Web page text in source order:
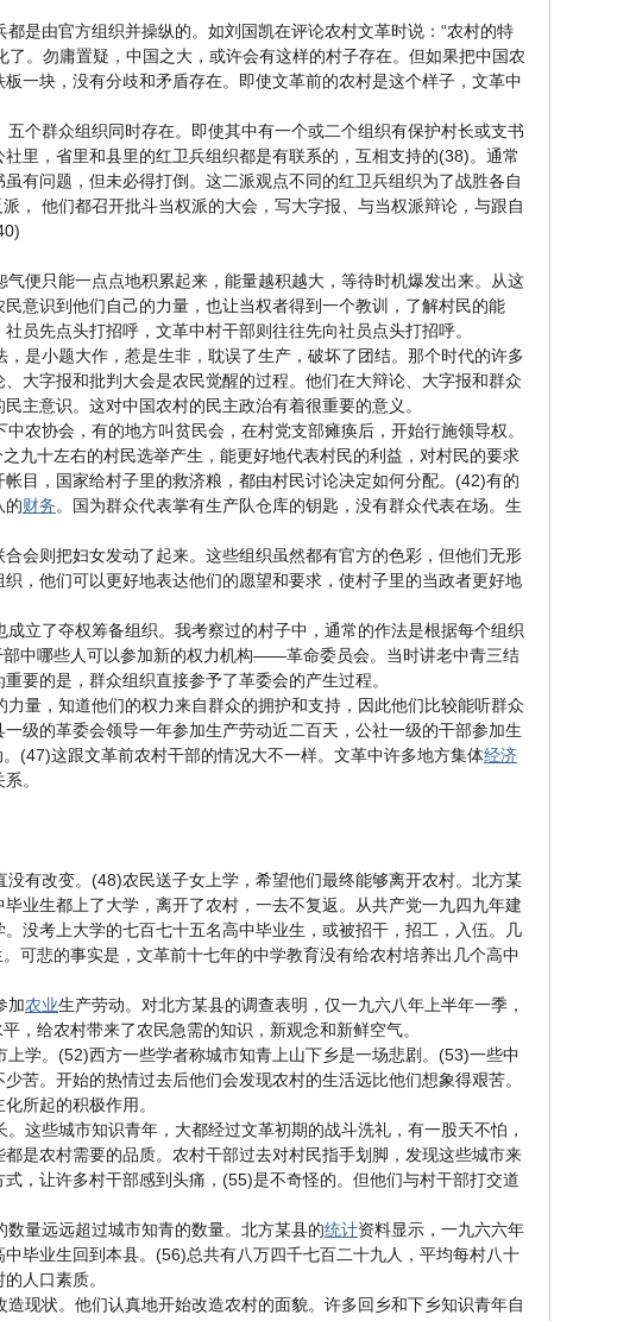
是由官方组织并操纵的。如刘国凯在评论农村文革时说：“农村的特
。勿庸置疑，中国之大，或许会有这样的村子存在。但如果把中国农
一块，没有分歧和矛盾存在。即使文革前的农村是这个样子，文革中
个群众组织同时存在。即使其中有一个或二个组织有保护村长或支书
里，省里和县里的红卫兵组织都是有联系的，互相支持的(38)。通常
有问题，但未必得打倒。这二派观点不同的红卫兵组织为了战胜各自
， 他们都召开批斗当权派的大会，写大字报、与当权派辩论，与跟自
便只能一点点地积累起来，能量越积越大，等待时机爆发出来。从这
意识到他们自己的力量，也让当权者得到一个教训，了解村民的能
员先点头打招呼，文革中村干部则往往先向社员点头打招呼。
是小题大作，惹是生非，耽误了生产，破坏了团结。那个时代的许多
大字报和批判大会是农民觉醒的过程。他们在大辩论、大字报和群众
主意识。这对中国农村的民主政治有着很重要的意义。
农协会，有的地方叫贫民会，在村党支部瘫痪后，开始行施领导权。
九十左右的村民选举产生，能更好地代表村民的利益，对村民的要求
目，国家给村子里的救济粮，都由村民讨论决定如何分配。(42)有的
的财务。国为群众代表掌有生产队仓库的钥匙，没有群众代表在场。生
会则把妇女发动了起来。这些组织虽然都有官方的色彩，但他们无形
，他们可以更好地表达他们的愿望和要求，使村子里的当政者更好地
立了夺权筹备组织。我考察过的村子中，通常的作法是根据每个组织
中哪些人可以参加新的权力机构——革命委员会。当时讲老中青三结
要的是，群众组织直接参予了革委会的产生过程。
，知道他们的权力来自群众的拥护和支持，因此他们比较能听群众
级的革委会领导一年参加生产劳动近二百天，公社一级的干部参加生
(47)这跟文革前农村干部的情况大不一样。文革中许多地方集体经济
。
有改变。(48)农民送子女上学，希望他们最终能够离开农村。北方某
业生都上了大学，离开了农村，一去不复返。从共产党一九四九年建
没考上大学的七百七十五名高中毕业生，或被招干，招工，入伍。几
可悲的事实是，文革前十七年的中学教育没有给农村培养出几个高中
加农业生产劳动。对北方某县的调查表明，仅一九六八年上半年一季，
，给农村带来了农民急需的知识，新观念和新鲜空气。
学。(52)西方一些学者称城市知青上山下乡是一场悲剧。(53)一些中
苦。开始的热情过去后他们会发现农村的生活远比他们想象得艰苦。
所起的积极作用。
这些城市知识青年，大都经过文革初期的战斗洗礼，有一股天不怕，
是农村需要的品质。农村干部过去对村民指手划脚，发现这些城市来
，让许多村干部感到头痛，(55)是不奇怪的。但他们与村干部打交道
量远远超过城市知青的数量。北方某县的统计资料显示，一九六六年
毕业生回到本县。(56)总共有八万四千七百二十九人，平均每村八十
人口素质。
现状。他们认真地开始改造农村的面貌。许多回乡和下乡知识青年自